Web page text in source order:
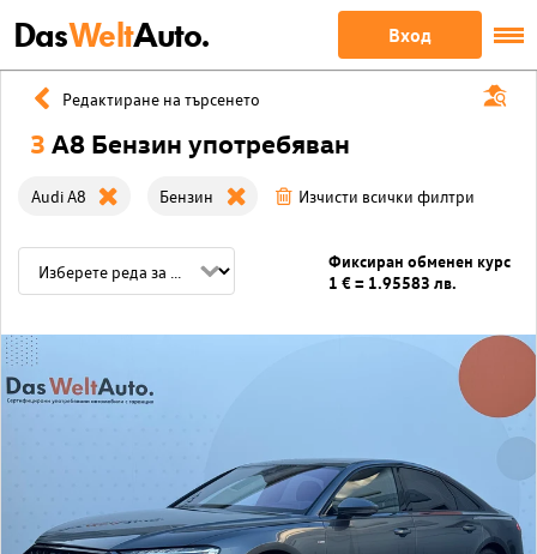
DasWeltAuto. Вход
Редактиране на търсенето
3 A8 Бензин употребяван
Audi A8 Бензин Изчисти всички филтри
Фиксиран обменен курс
1 € = 1.95583 лв.